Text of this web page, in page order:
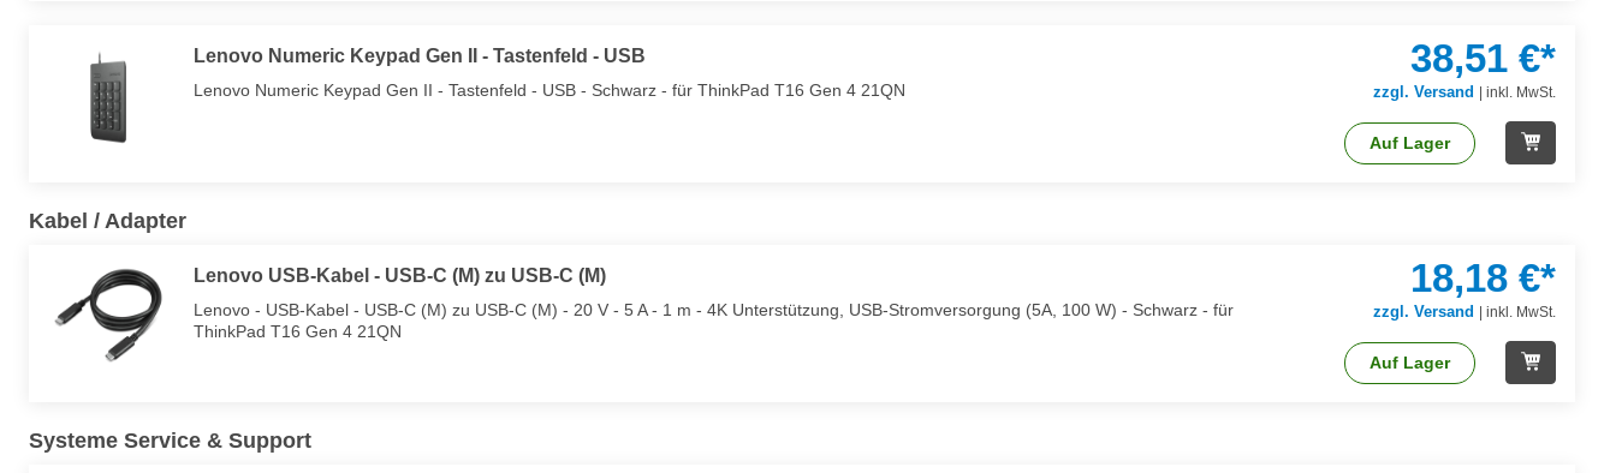
Lenovo Numeric Keypad Gen II - Tastenfeld - USB
Lenovo Numeric Keypad Gen II - Tastenfeld - USB - Schwarz - für ThinkPad T16 Gen 4 21QN
38,51 €*
zzgl. Versand |inkl. MwSt.
Auf Lager
Kabel / Adapter
Lenovo USB-Kabel - USB-C (M) zu USB-C (M)
Lenovo - USB-Kabel - USB-C (M) zu USB-C (M) - 20 V - 5 A - 1 m - 4K Unterstützung, USB-Stromversorgung (5A, 100 W) - Schwarz - für
ThinkPad T16 Gen 4 21QN
18,18 €*
zzgl. Versand |inkl. MwSt.
Auf Lager
Systeme Service & Support